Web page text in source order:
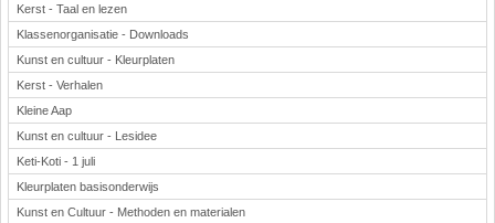
Kerst - Taal en lezen
Klassenorganisatie - Downloads
Kunst en cultuur - Kleurplaten
Kerst - Verhalen
Kleine Aap
Kunst en cultuur - Lesidee
Keti-Koti - 1 juli
Kleurplaten basisonderwijs
Kunst en Cultuur - Methoden en materialen